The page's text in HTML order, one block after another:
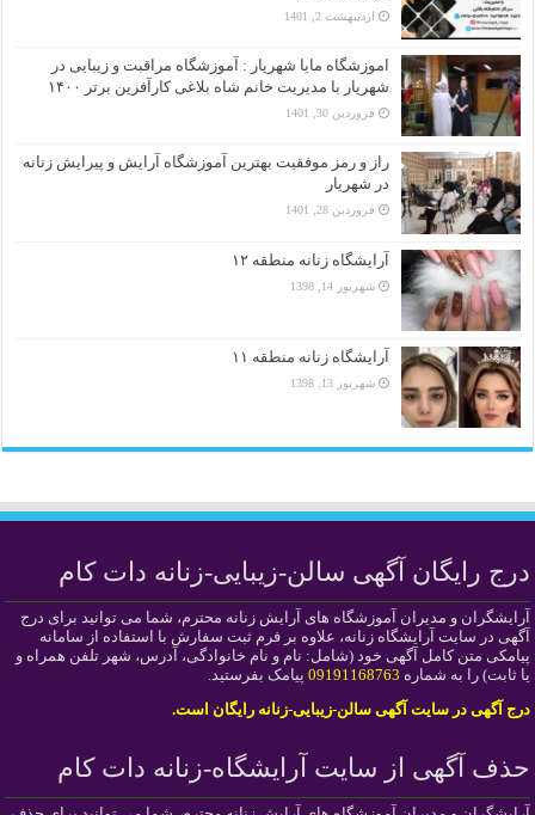
اردیبهشت 2, 1401
اموزشگاه مایا شهریار : آموزشگاه مراقبت و زیبایی در
شهریار با مدیریت خانم شاه بلاغی کارآفرین برتر ۱۴۰۰
فروردین 30, 1401
راز و رمز موفقیت بهترین آموزشگاه آرایش و پیرایش زنانه
در شهریار
فروردین 28, 1401
آرایشگاه زنانه منطقه ۱۲
شهریور 14, 1398
آرایشگاه زنانه منطقه ۱۱
شهریور 13, 1398
درج رایگان آگهی سالن-زیبایی-زنانه دات کام
آرایشگران و مدیران آموزشگاه های آرایش زنانه محترم، شما می توانید برای درج
آگهی در سایت آرایشگاه زنانه، علاوه بر فرم ثبت سفارش با استفاده از سامانه
پیامکی متن کامل آگهی خود (شامل: نام و نام خانوادگی، آدرس، شهر تلفن همراه و
یا ثابت) را به شماره 09191168763 پیامک بفرستید.
درج آگهی در سایت آگهی سالن-زیبایی-زنانه رایگان است.
حذف آگهی از سایت آرایشگاه-زنانه دات کام